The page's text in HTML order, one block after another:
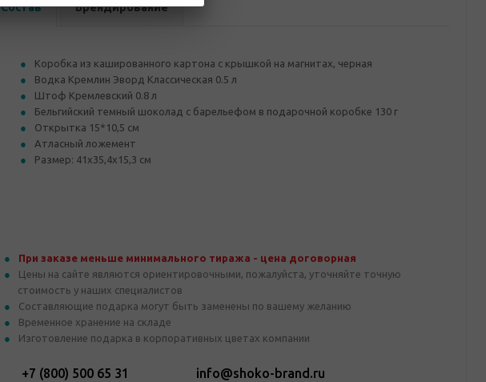
Состав Брендирование
Коробка из кашированного картона с крышкой на магнитах, черная
Водка Кремлин Эворд Классическая 0.5 л
Штоф Кремлевский 0.8 л
Бельгийский темный шоколад с барельефом в подарочной коробке 130 г
Открытка 15*10,5 см
Атласный ложемент
Размер: 41х35,4х15,3 см
При заказе меньше минимального тиража - цена договорная
Цены на сайте являются ориентировочными, пожалуйста, уточняйте точную
стоимость у наших специалистов
Составляющие подарка могут быть заменены по вашему желанию
Временное хранение на складе
Изготовление подарка в корпоративных цветах компании
+7 (800) 500 65 31 info@shoko-brand.ru